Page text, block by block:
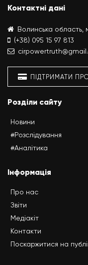
Контактні дані
Волинська область,
(+38) 095 15 97 813
ПІДТРИМАТИ
Розділи сайту
Новини
#Розслідування
#Аналітика
Інформація
Про нас
Звіти
Медіакіт
Контакти
Поскаржитися на